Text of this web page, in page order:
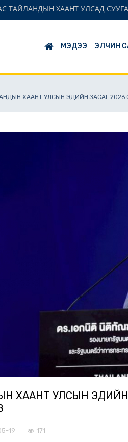
ТАЙЛАНДЫН ХААНТ УЛСАД
МЭДЭЭ ЭЛЧИН
ХААНТ УЛСЫН ЭДИЙН ЗАСАГ 2026
ХААНТ УЛСЫН ЭДИЙН
19 171